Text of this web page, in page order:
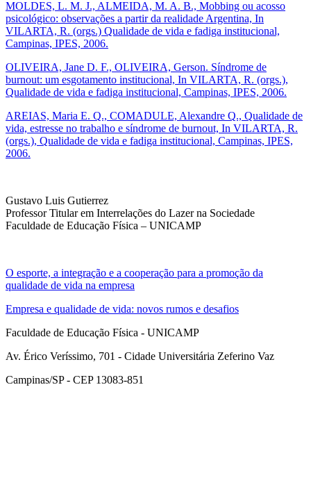
MOLDES, L. M. J., ALMEIDA, M. A. B., Mobbing ou acosso
psicológico: observações a partir da realidade Argentina, In
VILARTA, R. (orgs.) Qualidade de vida e fadiga institucional,
Campinas, IPES, 2006.
OLIVEIRA, Jane D. F., OLIVEIRA, Gerson. Síndrome de
burnout: um esgotamento institucional, In VILARTA, R. (orgs.),
Qualidade de vida e fadiga institucional, Campinas, IPES, 2006.
AREIAS, Maria E. Q., COMADULE, Alexandre Q., Qualidade de
vida, estresse no trabalho e síndrome de burnout, In VILARTA, R.
(orgs.), Qualidade de vida e fadiga institucional, Campinas, IPES,
2006.
Gustavo Luis Gutierrez
Professor Titular em Interrelações do Lazer na Sociedade
Faculdade de Educação Física – UNICAMP
O esporte, a integração e a cooperação para a promoção da
qualidade de vida na empresa
Empresa e qualidade de vida: novos rumos e desafios
Faculdade de Educação Física - UNICAMP
Av. Érico Veríssimo, 701 - Cidade Universitária Zeferino Vaz
Campinas/SP - CEP 13083-851